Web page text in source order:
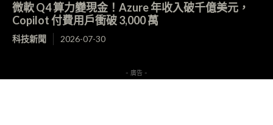
微軟 Q4 算力變現金！Azure 年收入破千億美元，
Copilot 付費用戶衝破 3,000 萬
科技新聞 2026-07-30
- 廣告 -